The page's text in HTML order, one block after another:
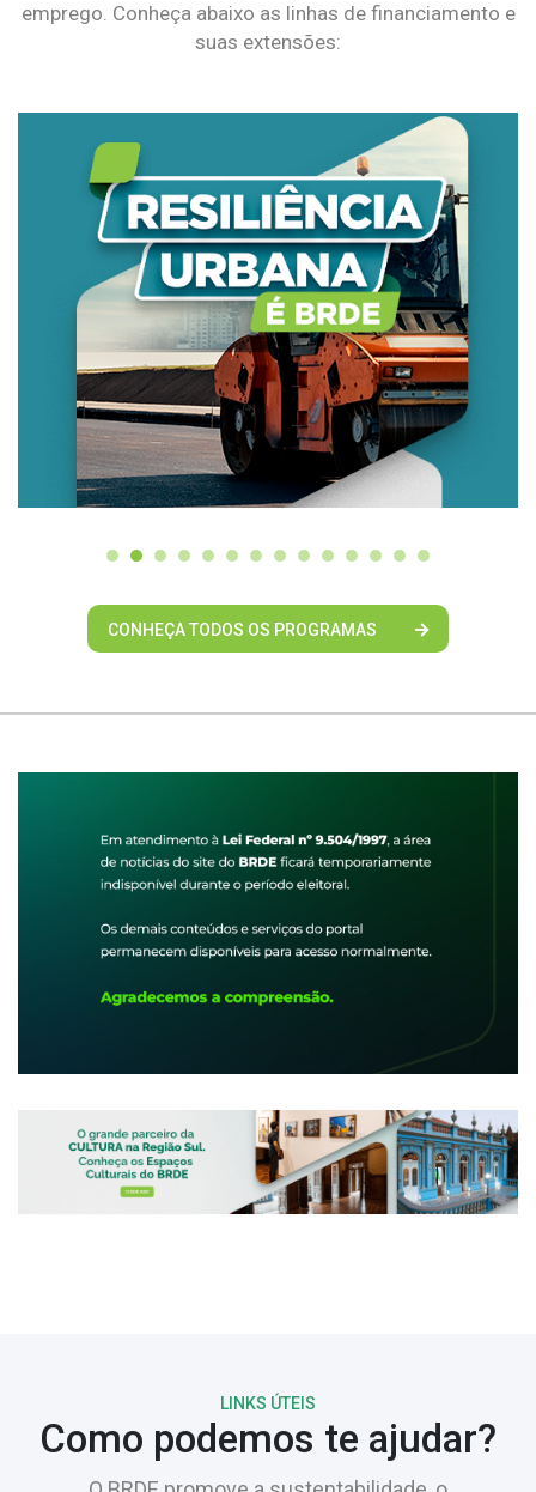
emprego. Conheça abaixo as linhas de financiamento e
suas extensões:
CONHEÇA TODOS OS PROGRAMAS
LINKS ÚTEIS
Como podemos te ajudar?